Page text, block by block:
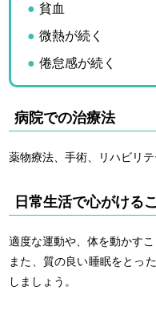
貧血
微熱が続く
倦怠感が続く
病院での治療法
薬物療法、手術、リハビリ
日常生活で心がける
適度な運動や、体を動かすこ
また、質の良い睡眠をとっ
しましょう。